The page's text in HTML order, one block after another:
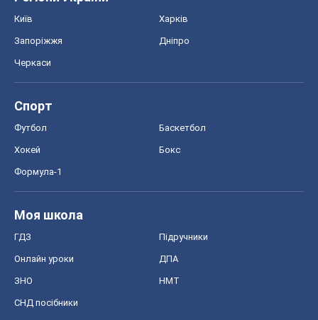
Київ Харків
Запоріжжя Дніпро
Черкаси
Спорт
Футбол Баскетбол
Хокей Бокс
Формула-1
Моя школа
ГДЗ Підручники
Онлайн уроки ДПА
ЗНО НМТ
СНД посібники